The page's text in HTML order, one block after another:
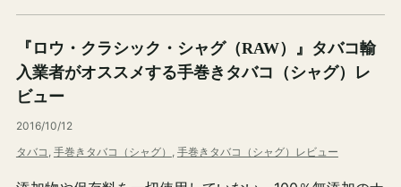
『ロウ・クラシック・シャグ（RAW）』タバコ輸
入業者がオススメする手巻きタバコ（シャグ）レ
ビュー
2016/10/12
タバコ , 手巻きタバコ（シャグ） , 手巻きタバコ（シャグ）レビュー